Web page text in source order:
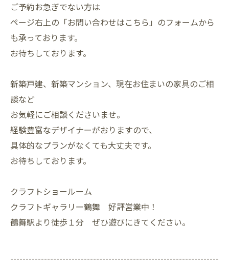
ご予約お急ぎでない方は
ページ右上の「お問い合わせはこちら」のフォームから
も承っております。
お待ちしております。
新築戸建、新築マンション、現在お住まいの家具のご相
談など
お気軽にご相談くださいませ。
経験豊富なデザイナーがおりますので、
具体的なプランがなくても大丈夫です。
お待ちしております。
クラフトショールーム
クラフトギャラリー鶴舞 好評営業中！
鶴舞駅より徒歩１分 ぜひ遊びにきてください。
--------------------------------------------------------------------